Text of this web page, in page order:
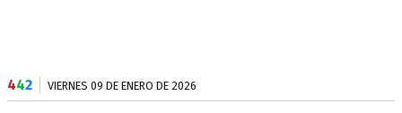
442 VIERNES 09 DE ENERO DE 2026